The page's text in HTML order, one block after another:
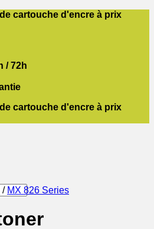
cartouche d'encre à prix
/ 72h
cartouche d'encre à prix
/ MX 826 Series